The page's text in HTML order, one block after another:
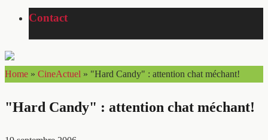
Contact
Home » CineActuel » "Hard Candy" : attention chat méchant!
"Hard Candy" : attention chat méchant!